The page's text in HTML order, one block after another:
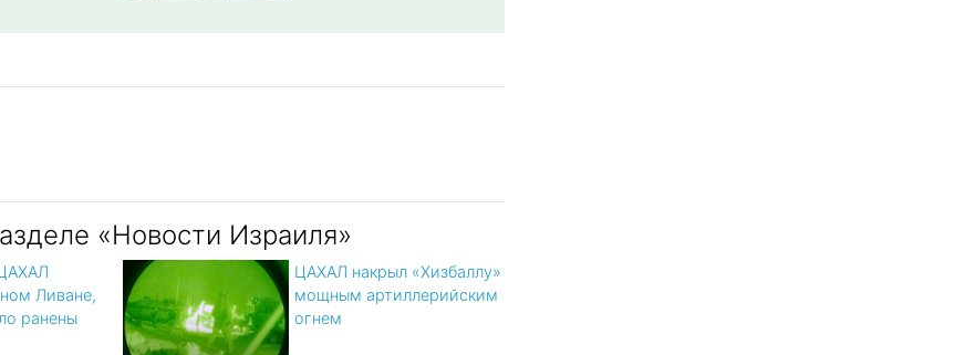
«Новости Израиля»
Ливане,
ранены
ЦАХАЛ накрыл «Хизбаллу»
мощным артиллерийским
огнем